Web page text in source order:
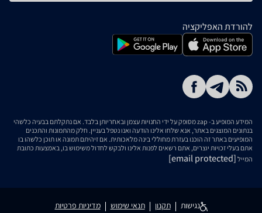
להורדת האפליקציה
המידע המופיע ב- zap מסופק על ידי החנויות עצמן ובאחריותן בלבד. אם נתקלתם בבעיה כלשהי
בנתונים המוצגים באתר, אנא שלחו אלינו הודעה ואנו נטפל בעניין. חלק מהתמונות והתכנים
המופיעים באתר זה הוכנו בעזרת מחוללי בינה מלאכותית. אם זיהיתם תמונה או תוכן כלשהו בו
אתם בעלי זכויות יוצרים, אתם רשאים לפנות אלינו ולבקש לחדול משימוש בו, באמצעות כתובת
המייל [email protected]
נגישות תקנון תנאי שימוש מדיניות פרטיות